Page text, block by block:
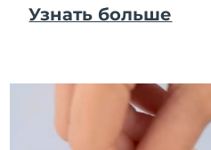
Узнать больше